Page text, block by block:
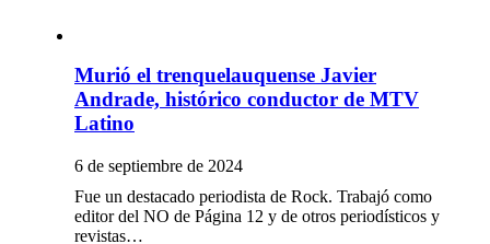
Murió el trenquelauquense Javier
Andrade, histórico conductor de MTV
Latino
6 de septiembre de 2024
Fue un destacado periodista de Rock. Trabajó como
editor del NO de Página 12 y de otros periodísticos y
revistas…